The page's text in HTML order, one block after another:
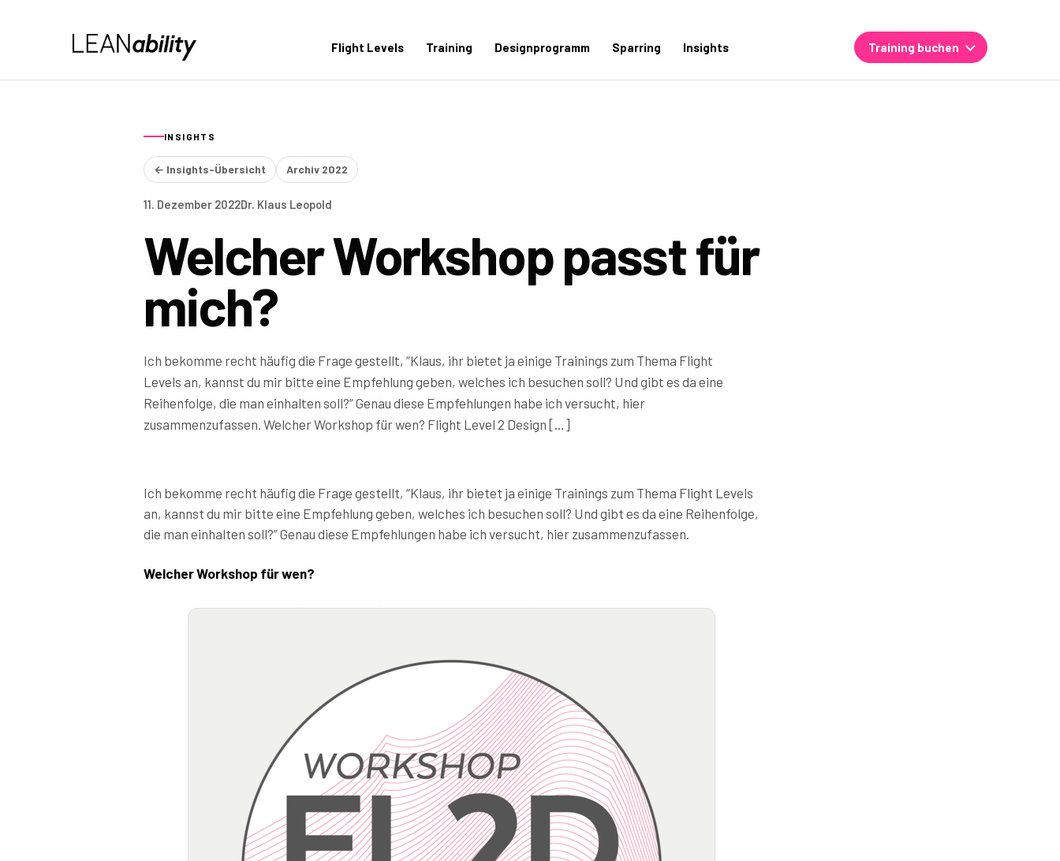
Flight Levels Training Designprogramm Sparring Insights Training buchen
INSIGHTS
← Insights-Übersicht Archiv 2022
11. Dezember 2022Dr. Klaus Leopold
Welcher Workshop passt für
mich?
Ich bekomme recht häufig die Frage gestellt, “Klaus, ihr bietet ja einige Trainings zum Thema Flight
Levels an, kannst du mir bitte eine Empfehlung geben, welches ich besuchen soll? Und gibt es da eine
Reihenfolge, die man einhalten soll?” Genau diese Empfehlungen habe ich versucht, hier
zusammenzufassen. Welcher Workshop für wen? Flight Level 2 Design […]
Ich bekomme recht häufig die Frage gestellt, “Klaus, ihr bietet ja einige Trainings zum Thema Flight Levels
an, kannst du mir bitte eine Empfehlung geben, welches ich besuchen soll? Und gibt es da eine Reihenfolge,
die man einhalten soll?” Genau diese Empfehlungen habe ich versucht, hier zusammenzufassen.
Welcher Workshop für wen?